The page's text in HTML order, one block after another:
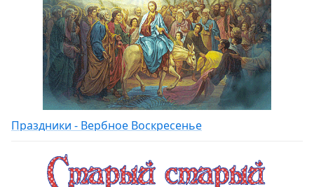
Праздники - Вербное Воскресенье